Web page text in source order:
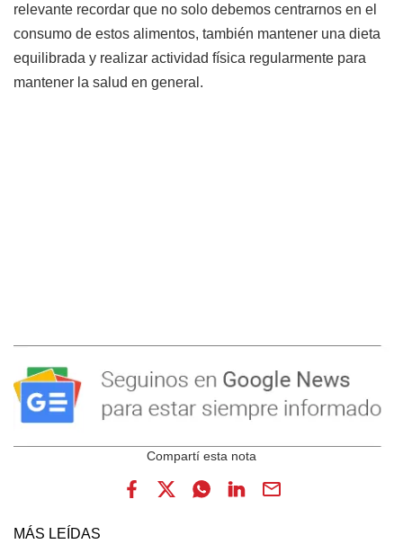
relevante recordar que no solo debemos centrarnos en el
consumo de estos alimentos, también mantener una dieta
equilibrada y realizar actividad física regularmente para
mantener la salud en general.
MÁS LEÍDAS